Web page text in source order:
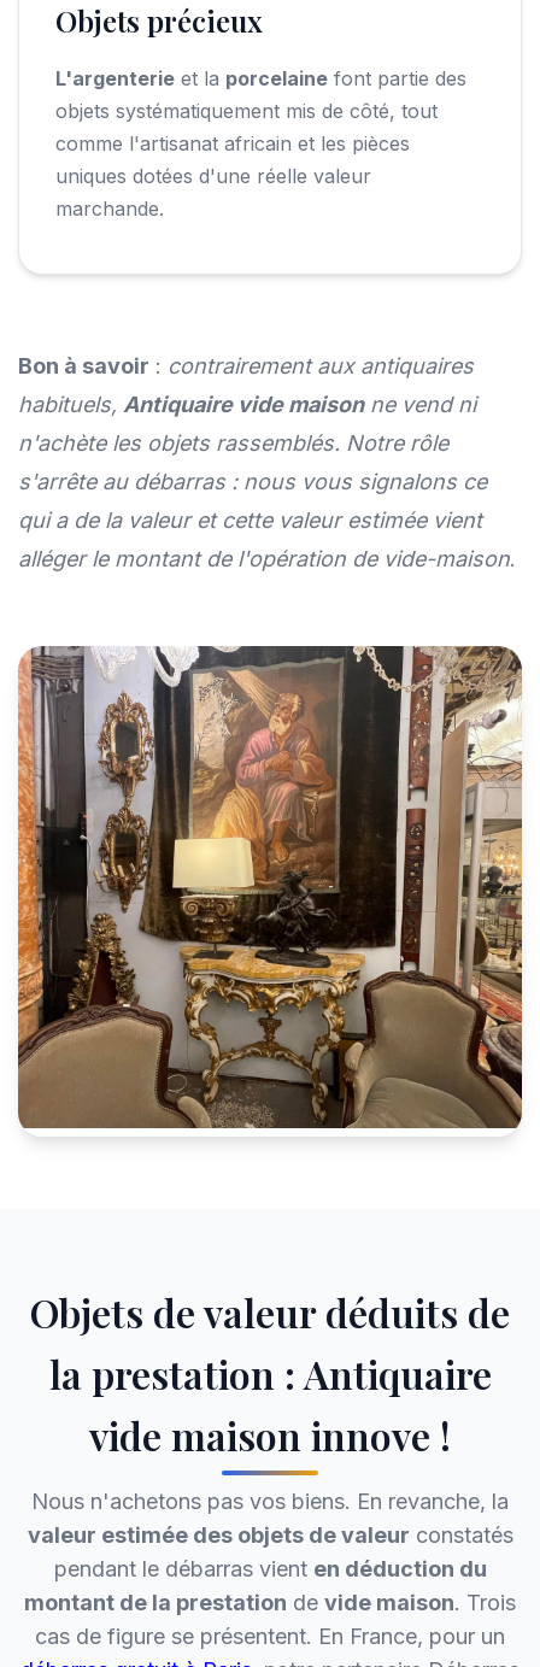
Objets précieux
L'argenterie et la porcelaine font partie des
objets systématiquement mis de côté, tout
comme l'artisanat africain et les pièces
uniques dotées d'une réelle valeur
marchande.
Bon à savoir : contrairement aux antiquaires
habituels, Antiquaire vide maison ne vend ni
n'achète les objets rassemblés. Notre rôle
s'arrête au débarras : nous vous signalons ce
qui a de la valeur et cette valeur estimée vient
alléger le montant de l'opération de vide-maison.
Objets de valeur déduits de
la prestation : Antiquaire
vide maison innove !
Nous n'achetons pas vos biens. En revanche, la
valeur estimée des objets de valeur constatés
pendant le débarras vient en déduction du
montant de la prestation de vide maison. Trois
cas de figure se présentent. En France, pour un